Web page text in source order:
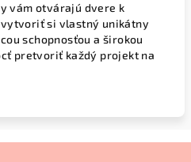
vám otvárajú dvere k
vytvoriť si vlastný unikátny
schopnosťou a širokou
pretvoriť každý projekt na